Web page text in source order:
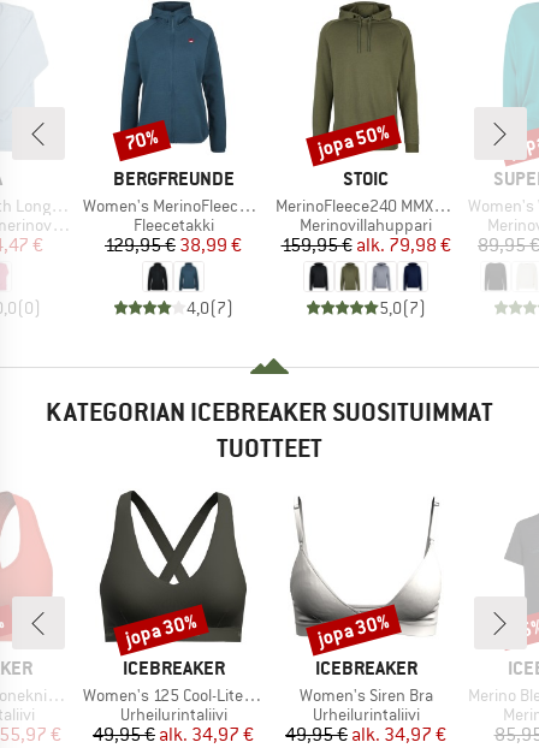
Sleeves
hinta
€
(0)
MERKKI
BERGFREUNDE
Tuote
Women's MerinoFleece NeuffenBF. Zip Hoody
Tuoteryhmä
Fleecetakki
Hinta
129,95 €Alennettu hinta
38,99 €
4,0(7)
Alennus
70%
MERKKI
STOIC
Tuote
MerinoFleece240 MMXX.Persberg Hoody
Tuoteryhmä
Merinovillahuppari
Hinta
159,95 € Alennettu hinta
alk. 79,98 €
5,0(7)
Alennus
jopa 50%
Tuote
Women's
89,95 €
KATEGORIAN ICEBREAKER SUOSITUIMMAT
TUOTTEET
Bra
hinta
55,97 €
MERKKI
ICEBREAKER
Tuote
Women's 125 Cool-Lite Sprite Racerback Bra
Tuoteryhmä
Urheilurintaliivi
Hinta
49,95 € Alennettu hinta
alk. 34,97 €
Alennus
jopa 30%
MERKKI
ICEBREAKER
Tuote
Women's Siren Bra
Tuoteryhmä
Urheilurintaliivi
Hinta
49,95 € Alennettu hinta
alk. 34,97 €
Alennus
jopa 30%
Tuote
Merino Blend 125